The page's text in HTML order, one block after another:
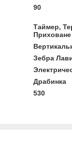
90
Таймер,
Приховане
Зебра
Драбинка
530